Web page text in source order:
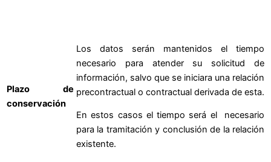
Plazo de
conservación
Los datos serán mantenidos el tiempo
necesario para atender su solicitud de
información, salvo que se iniciara una relación
precontractual o contractual derivada de esta.
En estos casos el tiempo será el necesario
para la tramitación y conclusión de la relación
existente.